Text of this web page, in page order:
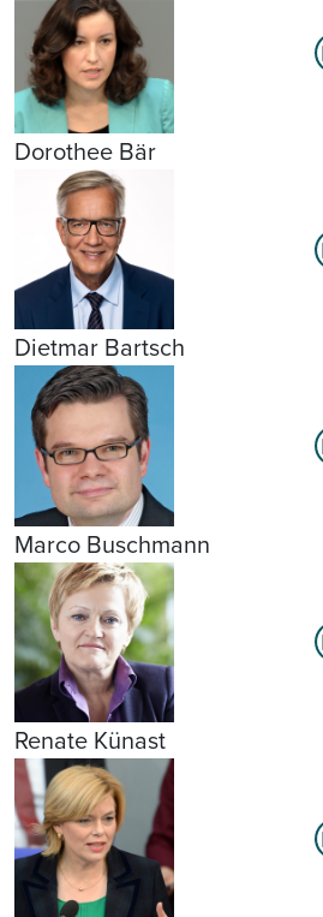
Dorothee Bär
Dietmar Bartsch
Marco Buschmann
Renate Künast